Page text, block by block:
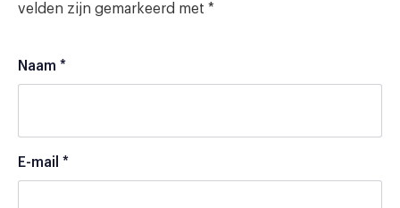
velden zijn gemarkeerd met *
Naam *
E-mail *